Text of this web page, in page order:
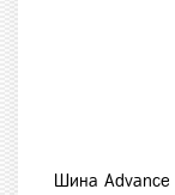
Шина Advance